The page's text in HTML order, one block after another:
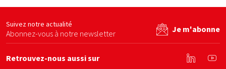
Suivez notre actualité
Abonnez-vous à notre newsletter Je m'abonne
Retrouvez-nous aussi sur
Linkedin